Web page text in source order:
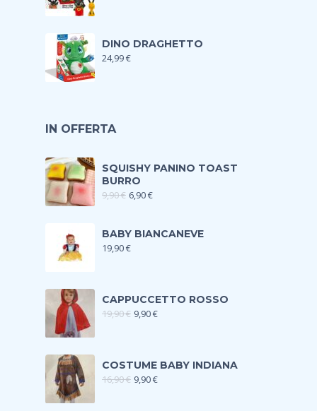
DINO DRAGHETTO
24,99€
IN OFFERTA
SQUISHY PANINO TOAST
BURRO
9,90€ 6,90€
BABY BIANCANEVE
19,90€
CAPPUCCETTO ROSSO
19,90€ 9,90€
COSTUME BABY INDIANA
16,90€ 9,90€